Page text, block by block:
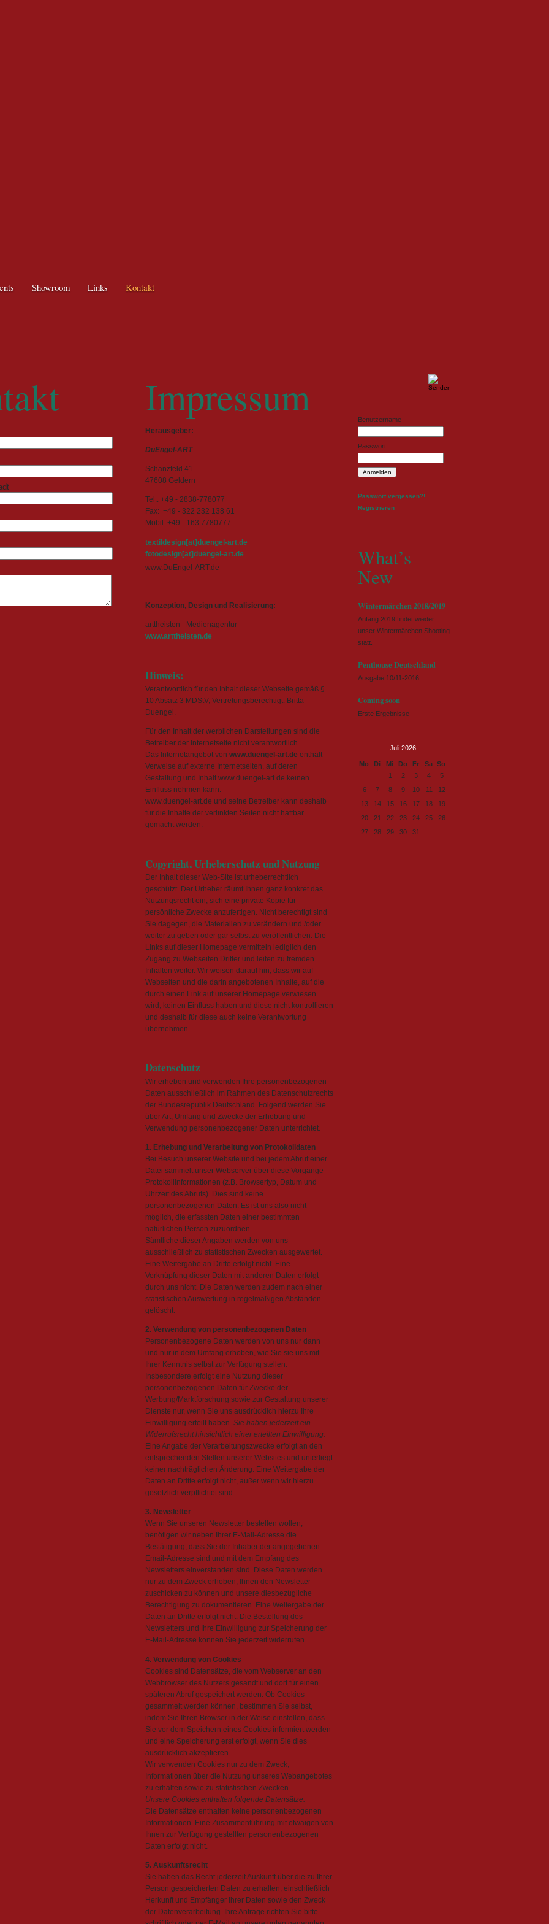
Showroom Links
Kontakt
Impressum
Herausgeber:
DuEngel-ART
Schanzfeld 41
47608 Geldern
Tel.: +49 - 2838-778077
Fax: +49 - 322 232 138 61
Mobil: +49 - 163 7780777
textildesign[at]duengel-art.de
fotodesign[at]duengel-art.de
www.DuEngel-ART.de
Konzeption, Design und Realisierung:
arttheisten - Medienagentur
www.arttheisten.de
Hinweis:
Verantwortlich für den Inhalt dieser Webseite gemäß §
10 Absatz 3 MDStV, Vertretungsberechtigt: Britta
Duengel.
Für den Inhalt der werblichen Darstellungen sind die
Betreiber der Internetseite nicht verantwortlich.
Das Internetangebot von www.duengel-art.de enthält
Verweise auf externe Internetseiten, auf deren
Gestaltung und Inhalt www.duengel-art.de keinen
Einfluss nehmen kann.
www.duengel-art.de und seine Betreiber kann deshalb
für die Inhalte der verlinkten Seiten nicht haftbar
gemacht werden.
Copyright, Urheberschutz und Nutzung
Der Inhalt dieser Web-Site ist urheberrechtlich
geschützt. Der Urheber räumt Ihnen ganz konkret das
Nutzungsrecht ein, sich eine private Kopie für
persönliche Zwecke anzufertigen. Nicht berechtigt sind
Sie dagegen, die Materialien zu verändern und /oder
weiter zu geben oder gar selbst zu veröffentlichen. Die
Links auf dieser Homepage vermitteln lediglich den
Zugang zu Webseiten Dritter und leiten zu fremden
Inhalten weiter. Wir weisen darauf hin, dass wir auf
Webseiten und die darin angebotenen Inhalte, auf die
durch einen Link auf unserer Homepage verwiesen
wird, keinen Einfluss haben und diese nicht kontrollieren
und deshalb für diese auch keine Verantwortung
übernehmen.
Datenschutz
Wir erheben und verwenden Ihre personenbezogenen
Daten ausschließlich im Rahmen des Datenschutzrechts
der Bundesrepublik Deutschland. Folgend werden Sie
über Art, Umfang und Zwecke der Erhebung und
Verwendung personenbezogener Daten unterrichtet.
1. Erhebung und Verarbeitung von Protokolldaten
Bei Besuch unserer Website und bei jedem Abruf einer
Datei sammelt unser Webserver über diese Vorgänge
Protokollinformationen (z.B. Browsertyp, Datum und
Uhrzeit des Abrufs). Dies sind keine
personenbezogenen Daten. Es ist uns also nicht
möglich, die erfassten Daten einer bestimmten
natürlichen Person zuzuordnen.
Sämtliche dieser Angaben werden von uns
ausschließlich zu statistischen Zwecken ausgewertet.
Eine Weitergabe an Dritte erfolgt nicht. Eine
Verknüpfung dieser Daten mit anderen Daten erfolgt
durch uns nicht. Die Daten werden zudem nach einer
statistischen Auswertung in regelmäßigen Abständen
gelöscht.
2. Verwendung von personenbezogenen Daten
Personenbezogene Daten werden von uns nur dann
und nur in dem Umfang erhoben, wie Sie sie uns mit
Ihrer Kenntnis selbst zur Verfügung stellen.
Insbesondere erfolgt eine Nutzung dieser
personenbezogenen Daten für Zwecke der
Werbung/Marktforschung sowie zur Gestaltung unserer
Dienste nur, wenn Sie uns ausdrücklich hierzu Ihre
Einwilligung erteilt haben. Sie haben jederzeit ein
Widerrufsrecht hinsichtlich einer erteilten Einwilligung.
Eine Angabe der Verarbeitungszwecke erfolgt an den
entsprechenden Stellen unserer Websites und unterliegt
keiner nachträglichen Änderung. Eine Weitergabe der
Daten an Dritte erfolgt nicht, außer wenn wir hierzu
gesetzlich verpflichtet sind.
3. Newsletter
Wenn Sie unseren Newsletter bestellen wollen,
benötigen wir neben Ihrer E-Mail-Adresse die
Bestätigung, dass Sie der Inhaber der angegebenen
Email-Adresse sind und mit dem Empfang des
Newsletters einverstanden sind. Diese Daten werden
nur zu dem Zweck erhoben, Ihnen den Newsletter
zuschicken zu können und unsere diesbezügliche
Berechtigung zu dokumentieren. Eine Weitergabe der
Daten an Dritte erfolgt nicht. Die Bestellung des
Newsletters und Ihre Einwilligung zur Speicherung der
E-Mail-Adresse können Sie jederzeit widerrufen.
4. Verwendung von Cookies
Cookies sind Datensätze, die vom Webserver an den
Webbrowser des Nutzers gesandt und dort für einen
späteren Abruf gespeichert werden. Ob Cookies
gesammelt werden können, bestimmen Sie selbst,
indem Sie Ihren Browser in der Weise einstellen, dass
Sie vor dem Speichern eines Cookies informiert werden
und eine Speicherung erst erfolgt, wenn Sie dies
ausdrücklich akzeptieren.
Wir verwenden Cookies nur zu dem Zweck,
Informationen über die Nutzung unseres Webangebotes
zu erhalten sowie zu statistischen Zwecken.
Unsere Cookies enthalten folgende Datensätze:
Die Datensätze enthalten keine personenbezogenen
Informationen. Eine Zusammenführung mit etwaigen von
Ihnen zur Verfügung gestellten personenbezogenen
Daten erfolgt nicht.
5. Auskunftsrecht
Sie haben das Recht jederzeit Auskunft über die zu Ihrer
Person gespeicherten Daten zu erhalten, einschließlich
Herkunft und Empfänger Ihrer Daten sowie den Zweck
der Datenverarbeitung. Ihre Anfrage richten Sie bitte
Benutzername
Passwort
Passwort vergessen?!
Registrieren
What’s
New
Wintermärchen 2018/2019
Anfang 2019 findet wieder
unser Wintermärchen Shooting
statt.
Penthouse Deutschland
Ausgabe 10/11-2016
Coming soon
Erste Ergebnisse
Juli 2026
Montag
Dienstag
Mittwoch
Donnerstag
Freitag
Samstag
Sonntag
1
2 3 4
5
6
7 8 9 10 11
12
13
14 15 16 17 18
19
20
21 22 23 24 25
26
27
28 29 30 31